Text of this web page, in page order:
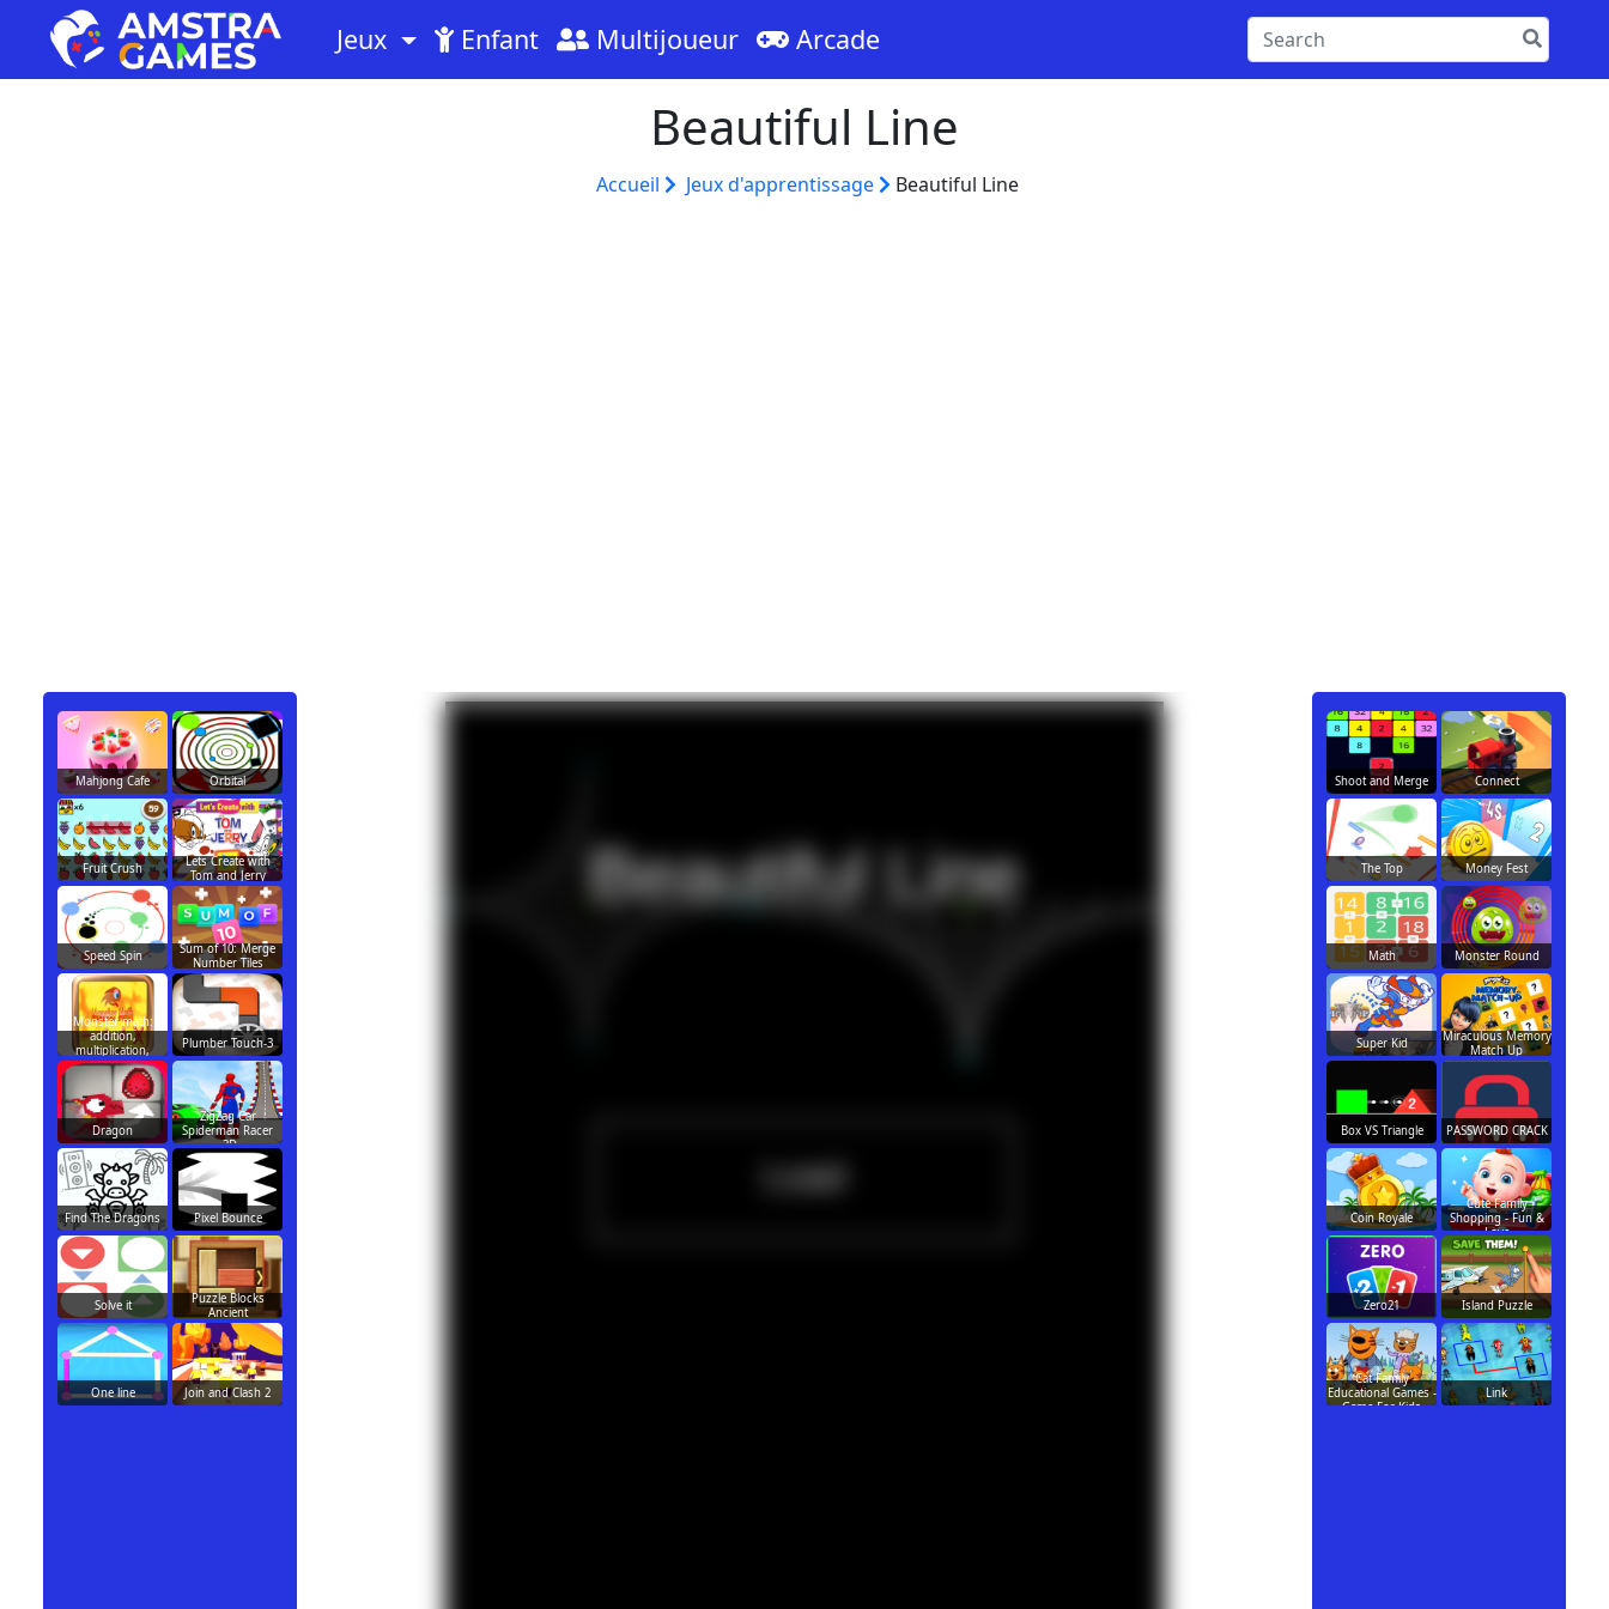
Jeux Enfant Multijoueur Arcade
Beautiful Line
Accueil Jeux d'apprentissage Beautiful Line
Mahjong Cafe Orbital
Fruit Crush
Lets Create with
Tom and Jerry
Speed Spin
Sum of 10: Merge
Number Tiles
Monster math:
addition,
multiplication,
division
Plumber Touch-3
Dragon
ZigZag Car
Spiderman Racer
-3D
Find The Dragons Pixel Bounce
Solve it
Puzzle Blocks
Ancient
One line Join and Clash 2
Shoot and Merge Connect
The Top Money Fest
Math Monster Round
Super Kid
Miraculous Memory
Match Up
Box VS Triangle PASSWORD CRACK
Coin Royale
Cute Family
Shopping - Fun &
Love
Zero21 Island Puzzle
Cat Family
Educational Games -
Game For Kids
Link